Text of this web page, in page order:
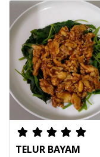
TELUR BAYAM